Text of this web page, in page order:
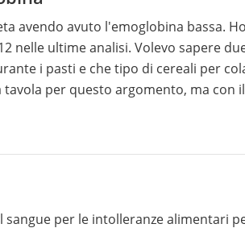
bassa. Ho 44 anni, normilinea. Un anno
nelle ultime analisi. Volevo sapere
i pasti e che tipo di cereali per
per questo argomento, ma con
per le intolleranze alimentari